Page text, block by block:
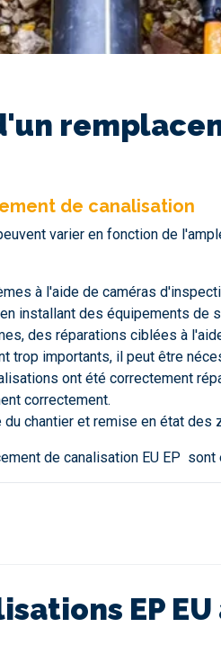
de canalisation
varier en fonction de
à l'aide de caméras
installant des équipements de
des réparations ciblées à
trop importants, il peut être
ont été correctement
correctement.
chantier et remise en état des
de canalisation EU EP
EP